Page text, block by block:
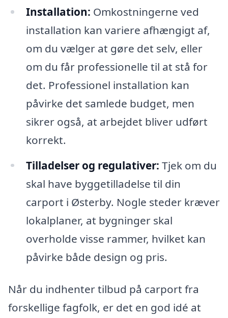
Installation: Omkostningerne ved
installation kan variere afhængigt af,
om du vælger at gøre det selv, eller
om du får professionelle til at stå for
det. Professionel installation kan
påvirke det samlede budget, men
sikrer også, at arbejdet bliver udført
korrekt.
Tilladelser og regulativer: Tjek om du
skal have byggetilladelse til din
carport i Østerby. Nogle steder kræver
lokalplaner, at bygninger skal
overholde visse rammer, hvilket kan
påvirke både design og pris.
Når du indhenter tilbud på carport fra
forskellige fagfolk, er det en god idé at